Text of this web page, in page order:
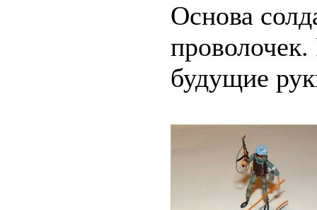
Основа
будущие